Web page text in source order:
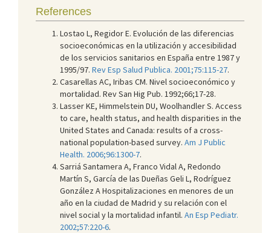
References
Lostao L, Regidor E. Evolución de las diferencias
socioeconómicas en la utilización y accesibilidad
de los servicios sanitarios en España entre 1987 y
1995/97. Rev Esp Salud Publica. 2001;75:115-27.
Casarellas AC, Iribas CM. Nivel socioeconómico y
mortalidad. Rev San Hig Pub. 1992;66;17-28.
Lasser KE, Himmelstein DU, Woolhandler S. Access
to care, health status, and health disparities in the
United States and Canada: results of a cross-
national population-based survey. Am J Public
Health. 2006;96:1300-7.
Sarriá Santamera A, Franco Vidal A, Redondo
Martín S, García de las Dueñas Geli L, Rodríguez
González A Hospitalizaciones en menores de un
año en la ciudad de Madrid y su relación con el
nivel social y la mortalidad infantil. An Esp Pediatr.
2002;57:220-6.